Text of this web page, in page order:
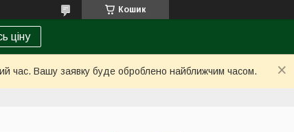
Кошик
ціну
час. Вашу заявку буде оброблено найближчим часом.